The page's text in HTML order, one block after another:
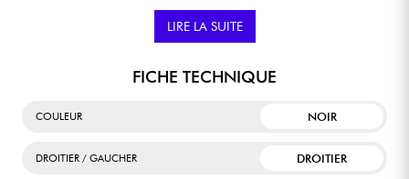
PERFORMANCES PUISSANTES
frettes jumbo et d'un profil de manche "Thin C" pour un confort
Modified Humbucker
, permet de produire des sonorités
plus, le vibrato double-blocage
Floyd Rose Specialoffre une
LIRE LA SUITE
FICHE TECHNIQUE
COULEUR NOIR
DROITIER / GAUCHER DROITIER